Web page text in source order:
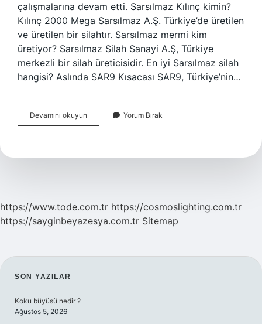
çalışmalarına devam etti. Sarsılmaz Kılınç kimin?
Kılınç 2000 Mega Sarsılmaz A.Ş. Türkiye’de üretilen
ve üretilen bir silahtır. Sarsılmaz mermi kim
üretiyor? Sarsılmaz Silah Sanayi A.Ş, Türkiye
merkezli bir silah üreticisidir. En iyi Sarsılmaz silah
hangisi? Aslında SAR9 Kısacası SAR9, Türkiye’nin…
Devamını okuyun Sarsılmaz
Kim
Yorum Bırak
https://www.tode.com.tr https://cosmoslighting.com.tr
https://sayginbeyazesya.com.tr Sitemap
SIDEBAR
SON YAZILAR
Koku büyüsü nedir ?
Ağustos 5, 2026